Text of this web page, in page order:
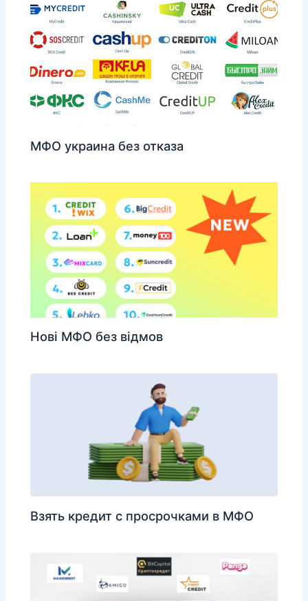
МФО украина без отказа
Нові МФО без відмов
Взять кредит с просрочками в МФО